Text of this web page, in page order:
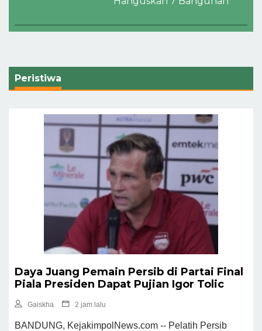
Peristiwa
Daya Juang Pemain Persib di Partai Final
Piala Presiden Dapat Pujian Igor Tolic
Gaiskha 2 jam lalu
BANDUNG, KejakimpolNews.com -- Pelatih Persib